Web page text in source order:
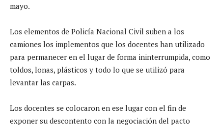
mayo.
Los elementos de Policía Nacional Civil suben a los
camiones los implementos que los docentes han utilizado
para permanecer en el lugar de forma ininterrumpida, como
toldos, lonas, plásticos y todo lo que se utilizó para
levantar las carpas.
Los docentes se colocaron en ese lugar con el fin de
exponer su descontento con la negociación del pacto